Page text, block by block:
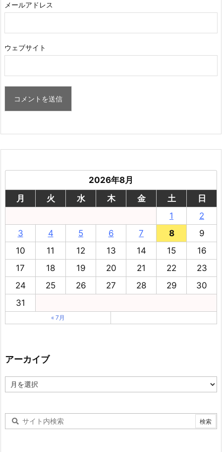
メールアドレス
ウェブサイト
2026年8月
月
火 水 木 金 土
日
1
2
3
4 5 6 7 8
9
10
11 12 13 14 15
16
17
18 19 20 21 22
23
24
25 26 27 28 29
30
31
« 7月
アーカイブ
ー